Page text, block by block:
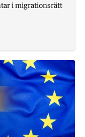
i migrationsrätt